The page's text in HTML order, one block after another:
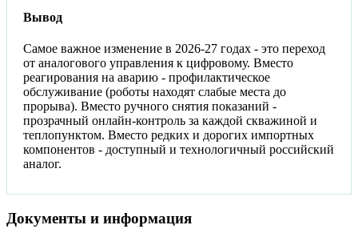
Вывод
Самое важное изменение в 2026-27 годах - это переход
от аналогового управления к цифровому. Вместо
реагирования на аварию - профилактическое
обслуживание (роботы находят слабые места до
прорыва). Вместо ручного снятия показаний -
прозрачный онлайн-контроль за каждой скважиной и
теплопунктом. Вместо редких и дорогих импортных
компонентов - доступный и технологичный российский
аналог.
Документы и информация